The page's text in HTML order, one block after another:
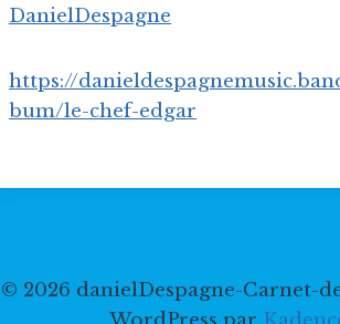
DanielDespagne
https://
bum/le-chef-edgar
© 2026 danielDespagne-Carnet-